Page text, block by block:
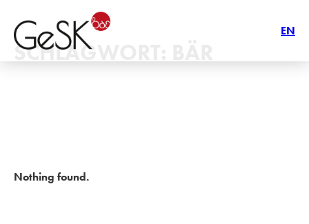
EN
SCHLAGWORT:
Nothing found.